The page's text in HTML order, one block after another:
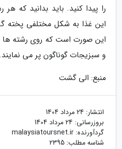
را پیدا کنید. باید بدانید که
این غذا به شکل مختلفی پخته
این صورت است که روی رشته
و سبزیجات گوناگون پر می نمایند.
منبع: الی گشت
انتشار: 24 مرداد 1404
بروزرسانی: 24 مرداد 1404
گردآورنده: malaysiatoursnet.ir
شناسه مطلب: 2395